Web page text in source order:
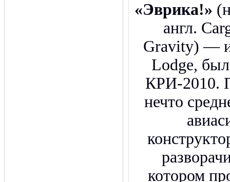
«Эврика!»
англ.
Gravity) —
Lodge,
КРИ-2010.
нечто
котором